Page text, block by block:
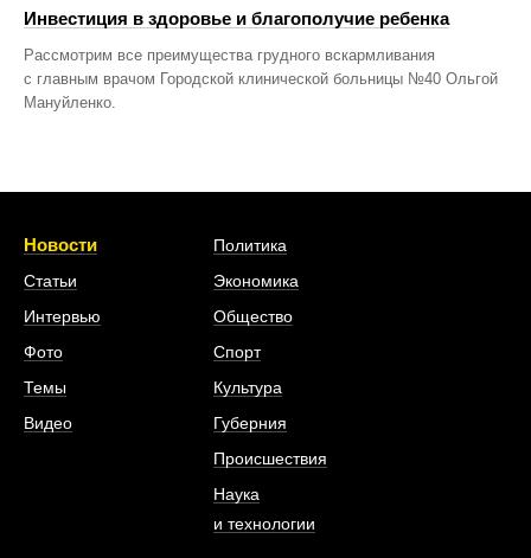
Инвестиция в здоровье и благополучие ребенка
Рассмотрим все преимущества грудного вскармливания
с главным врачом Городской клинической больницы №40 Ольгой
Мануйленко.
Новости
Статьи
Интервью
Фото
Темы
Видео
Политика
Экономика
Общество
Спорт
Культура
Губерния
Происшествия
Наука
и технологии